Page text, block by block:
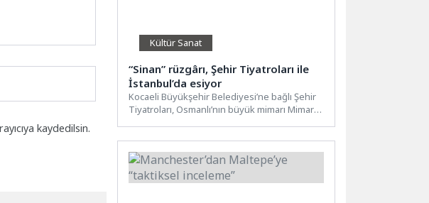
kaydedilsin.
Kültür Sanat
“Sinan” rüzgârı, Şehir Tiyatroları ile
İstanbul’da esiyor
Kocaeli Büyükşehir Belediyesi’ne bağlı Şehir
Tiyatroları, Osmanlı’nın büyük mimarı Mimar